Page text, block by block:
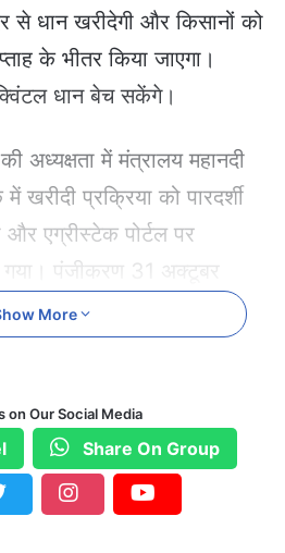
से धान खरीदेगी और किसानों को
के भीतर किया जाएगा।
धान बेच सकेंगे।
अध्यक्षता में मंत्रालय महानदी
प्रक्रिया को पारदर्शी
एग्रीस्टेक पोर्टल पर
गया। पंजीकरण 31 अक्टूबर
सेंटर स्थापित किया जाएगा।
जाएंगे ताकि सीमावर्ती राज्यों
सके। समितियों को शून्य
क्विंटल ₹5 का प्रोत्साहन भी
More
on Our Social Media
Share On Group